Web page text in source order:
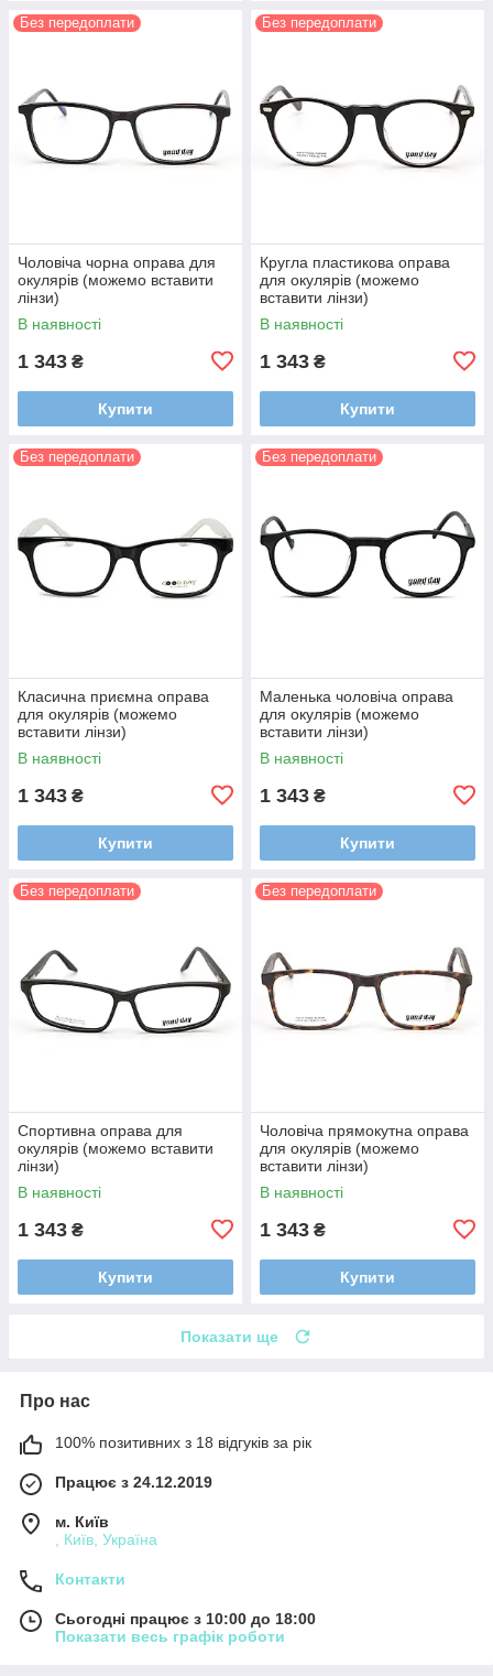
Без передоплати
Чоловіча чорна оправа для
окулярів (можемо вставити
лінзи)
В наявності
1 343 ₴
Купити
Без передоплати
Кругла пластикова оправа
для окулярів (можемо
вставити лінзи)
В наявності
1 343 ₴
Купити
Без передоплати
Класична приємна оправа
для окулярів (можемо
вставити лінзи)
В наявності
1 343 ₴
Купити
Без передоплати
Маленька чоловіча оправа
для окулярів (можемо
вставити лінзи)
В наявності
1 343 ₴
Купити
Без передоплати
Спортивна оправа для
окулярів (можемо вставити
лінзи)
В наявності
1 343 ₴
Купити
Без передоплати
Чоловіча прямокутна оправа
для окулярів (можемо
вставити лінзи)
В наявності
1 343 ₴
Купити
Показати ще
Про нас
100% позитивних з 18 відгуків за рік
Працює з 24.12.2019
м. Київ
, Київ, Україна
Контакти
Сьогодні працює з 10:00 до 18:00
Показати весь графік роботи